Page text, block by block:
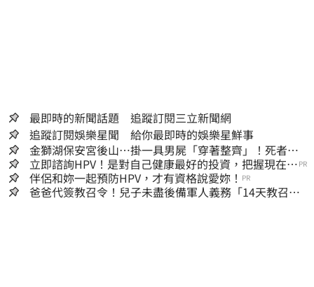
最即時的新聞話題 追蹤訂閱三立新聞網
追蹤訂閱娛樂星聞 給你最即時的娛樂星鮮事
金獅湖保安宮後山…掛一具男屍「穿著整齊」！死者身
份曝
立即諮詢HPV！是對自己健康最好的投資，把握現在不
嫌晚！
PR
伴侶和妳一起預防HPV，才有資格說愛妳！ PR
爸爸代簽教召令！兒子未盡後備軍人義務「14天教召不